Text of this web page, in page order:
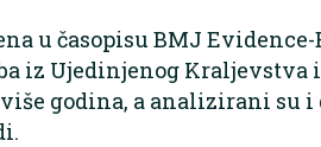
u časopisu BMJ
iz Ujedinjenog
godina, a analizirani su